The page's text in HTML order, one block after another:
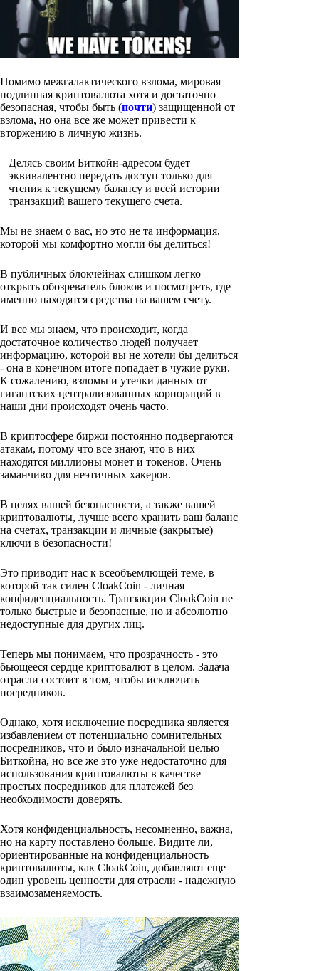
Помимо межгалактического взлома, мировая
подлинная криптовалюта хотя и достаточно
безопасная, чтобы быть (почти) защищенной от
взлома, но она все же может привести к
вторжению в личную жизнь.
Делясь своим Биткойн-адресом будет
эквивалентно передать доступ только для
чтения к текущему балансу и всей истории
транзакций вашего текущего счета.
Мы не знаем о вас, но это не та информация,
которой мы комфортно могли бы делиться!
В публичных блокчейнах слишком легко
открыть обозреватель блоков и посмотреть, где
именно находятся средства на вашем счету.
И все мы знаем, что происходит, когда
достаточное количество людей получает
информацию, которой вы не хотели бы делиться
- она в конечном итоге попадает в чужие руки.
К сожалению, взломы и утечки данных от
гигантских централизованных корпораций в
наши дни происходят очень часто.
В криптосфере биржи постоянно подвергаются
атакам, потому что все знают, что в них
находятся миллионы монет и токенов. Очень
заманчиво для неэтичных хакеров.
В целях вашей безопасности, а также вашей
криптовалюты, лучше всего хранить ваш баланс
на счетах, транзакции и личные (закрытые)
ключи в безопасности!
Это приводит нас к всеобъемлющей теме, в
которой так силен CloakCoin - личная
конфиденциальность. Транзакции CloakCoin не
только быстрые и безопасные, но и абсолютно
недоступные для других лиц.
Теперь мы понимаем, что прозрачность - это
бьющееся сердце криптовалют в целом. Задача
отрасли состоит в том, чтобы исключить
посредников.
Однако, хотя исключение посредника является
избавлением от потенциально сомнительных
посредников, что и было изначальной целью
Биткойна, но все же это уже недостаточно для
использования криптовалюты в качестве
простых посредников для платежей без
необходимости доверять.
Хотя конфиденциальность, несомненно, важна,
но на карту поставлено больше. Видите ли,
ориентированные на конфиденциальность
криптовалюты, как CloakCoin, добавляют еще
один уровень ценности для отрасли - надежную
взаимозаменяемость.